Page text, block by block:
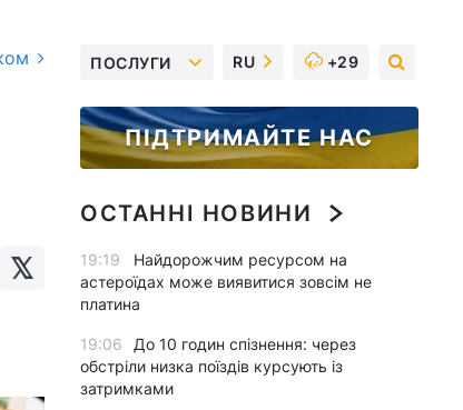
ПОСЛУГИ RU +29
ПІДТРИМАЙТЕ НАС
ОСТАННІ НОВИНИ
19:19
Найдорожчим ресурсом на
астероїдах може виявитися зовсім не
платина
19:06
До 10 годин спізнення: через
обстріли низка поїздів курсують із
затримками